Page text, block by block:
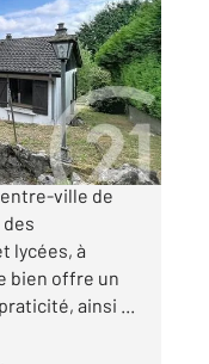
ce pavillon à
ville de
lycées, à
bien offre un
ainsi ...